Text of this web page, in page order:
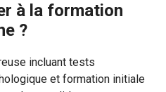
à la formation
?
incluant tests
et formation initiale